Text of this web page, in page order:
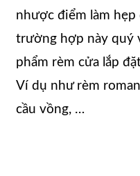
nhược điểm làm hẹp
trường hợp này quý
phẩm rèm cửa lắp
Ví dụ như rèm
cầu vồng, …